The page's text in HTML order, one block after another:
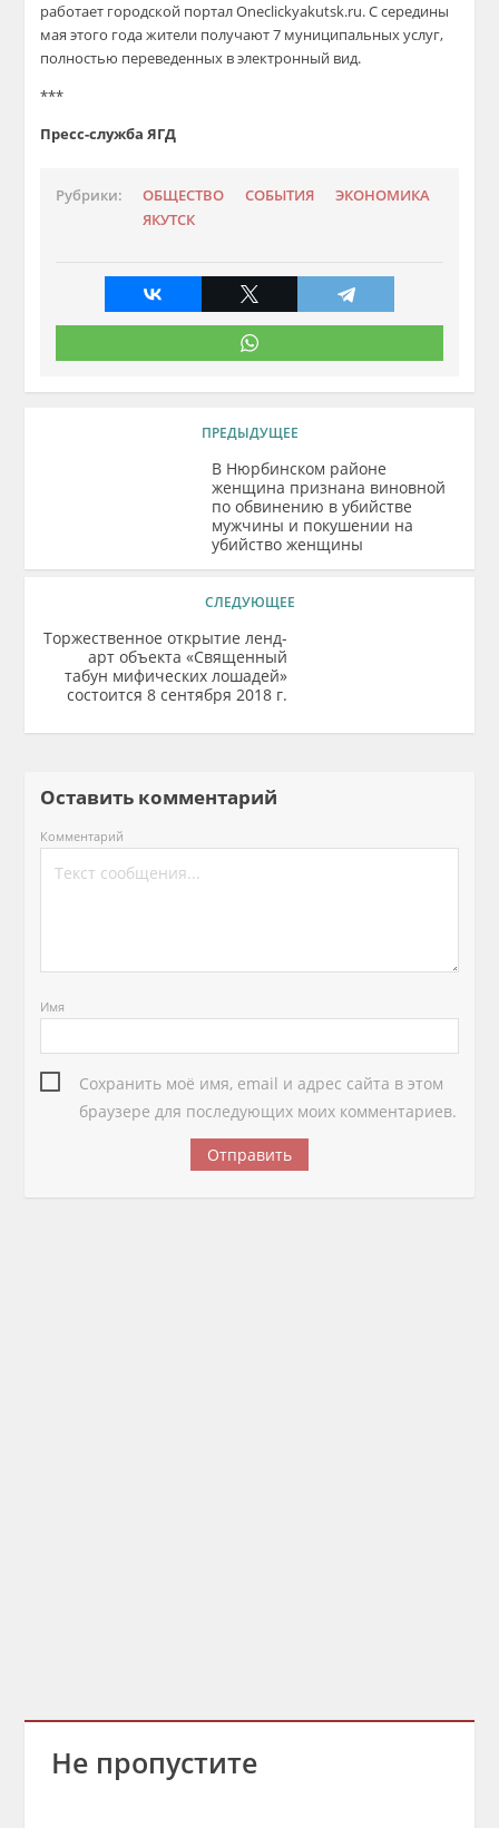
работает городской портал Оneclickyakutsk.ru.С середины
мая этого года жители получают7 муниципальных услуг,
полностью переведенных в электронный вид.
***
Пресс-служба ЯГД
Рубрики: ОБЩЕСТВО СОБЫТИЯ
ЭКОНОМИКА
ЯКУТСК
ПРЕДЫДУЩЕЕ
В Нюрбинском районе
женщина признана виновной
по обвинению в убийстве
мужчины и покушении на
убийство женщины
СЛЕДУЮЩЕЕ
Торжественное открытие ленд-
арт объекта «Священный
табун мифических лошадей»
состоится 8 сентября 2018 г.
Оставить комментарий
Комментарий
Имя
Сохранить моё имя, email и адрес сайта в этом
браузере для последующих моих комментариев.
Не пропустите